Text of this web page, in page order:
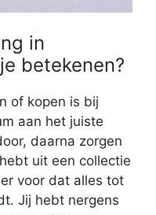
in
betekenen?
of kopen is bij
aan het juiste
daarna zorgen
uit een collectie
voor dat alles tot
Jij hebt nergens